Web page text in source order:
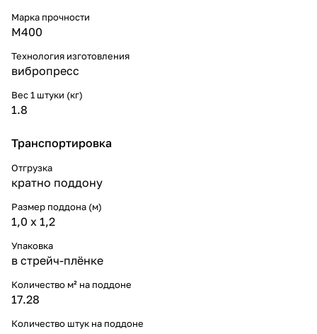
Марка прочности
М400
Технология изготовления
вибропресс
Вес 1 штуки (кг)
1.8
Транспортировка
Отгрузка
кратно поддону
Размер поддона (м)
1,0 х 1,2
Упаковка
в стрейч-плёнке
Количество м² на поддоне
17.28
Количество штук на поддоне